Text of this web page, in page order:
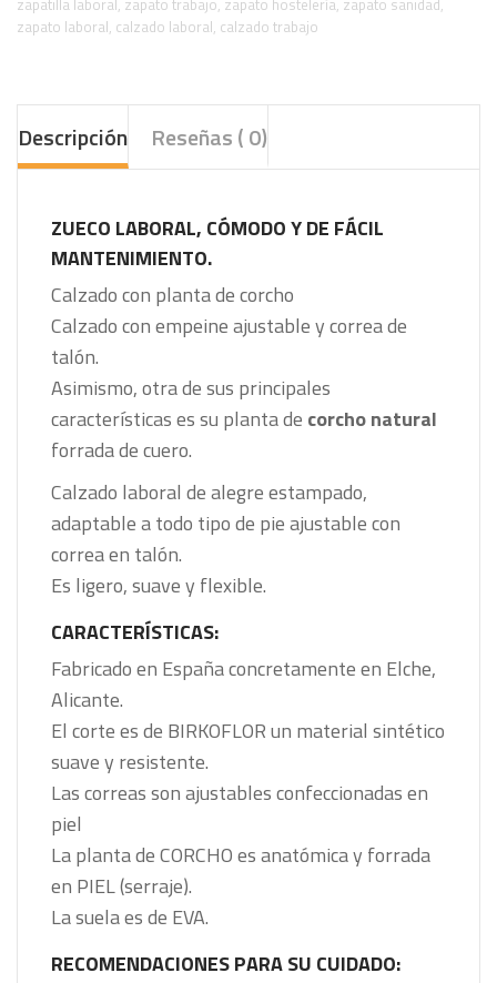
zapato laboral, calzado laboral, calzado trabajo
Descripción Reseñas ( 0)
ZUECO LABORAL, CÓMODO Y DE FÁCIL
MANTENIMIENTO.
Calzado con planta de corcho
Calzado con empeine ajustable y correa de
talón.
Asimismo, otra de sus principales
características es su planta de corcho natural
forrada de cuero.
Calzado laboral de alegre estampado,
adaptable a todo tipo de pie ajustable con
correa en talón.
Es ligero, suave y flexible.
CARACTERÍSTICAS:
Fabricado en España concretamente en Elche,
Alicante.
El corte es de BIRKOFLOR un material sintético
suave y resistente.
Las correas son ajustables confeccionadas en
piel
La planta de CORCHO es anatómica y forrada
en PIEL (serraje).
La suela es de EVA.
RECOMENDACIONES PARA SU CUIDADO: